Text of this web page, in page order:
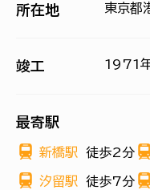
所在地 東京都
竣工 1971
最寄駅
新橋駅 徒歩2分
汐留駅 徒歩7分